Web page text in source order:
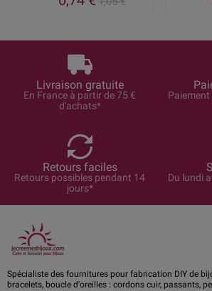
Livraison gratuite
En France à partir de 75 €
d'achats*
Paiement
Retours faciles
Retours possibles pendant 14
jours*
Du lundi
Spécialiste des fournitures pour fabrication DIY de
bracelets, boucle d'oreilles : cordons cuir, passants,